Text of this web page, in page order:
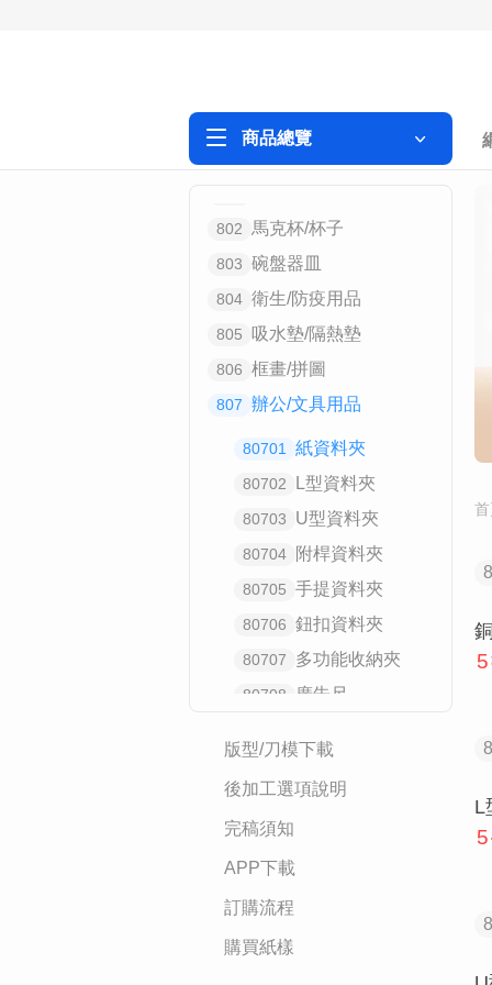
商品總覽
802 馬克杯/杯子
803 碗盤器皿
804 衛生/防疫用品
805 吸水墊/隔熱墊
806 框畫/拼圖
807 辦公/文具用品
80701 紙資料夾
80702 L型資料夾
80703 U型資料夾
80704 附桿資料夾
80705 手提資料夾
80706 鈕扣資料夾
80707 多功能收納夾
80708 廣告尺
T-shirt/服飾配件
811 提袋/包包
812 毛巾/毛毯
813 居家織品/布類
版型/刀模下載
後加工選項說明
完稿須知
APP下載
訂購流程
購買紙樣
5
L
5